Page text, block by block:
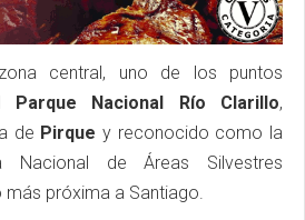
central, uno de los puntos
Parque Nacional Río Clarillo,
de Pirque y reconocido como la
Nacional de Áreas Silvestres
más próxima a Santiago.